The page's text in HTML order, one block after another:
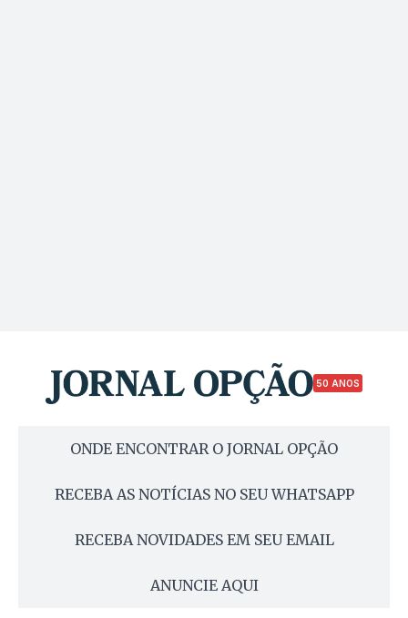
50 ANOS
ONDE ENCONTRAR O JORNAL OPÇÃO
RECEBA AS NOTÍCIAS NO SEU WHATSAPP
RECEBA NOVIDADES EM SEU EMAIL
ANUNCIE AQUI